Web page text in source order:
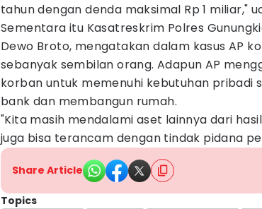
tahun dengan denda maksimal Rp 1 miliar,"
Sementara itu Kasatreskrim Polres
Dewo Broto, mengatakan dalam kasus AP
sebanyak sembilan orang. Adapun AP
korban untuk memenuhi kebutuhan pribadi
bank dan membangun rumah.
"Kita masih mendalami aset lainnya dari
juga bisa terancam dengan tindak pidana
Share Article
Topics